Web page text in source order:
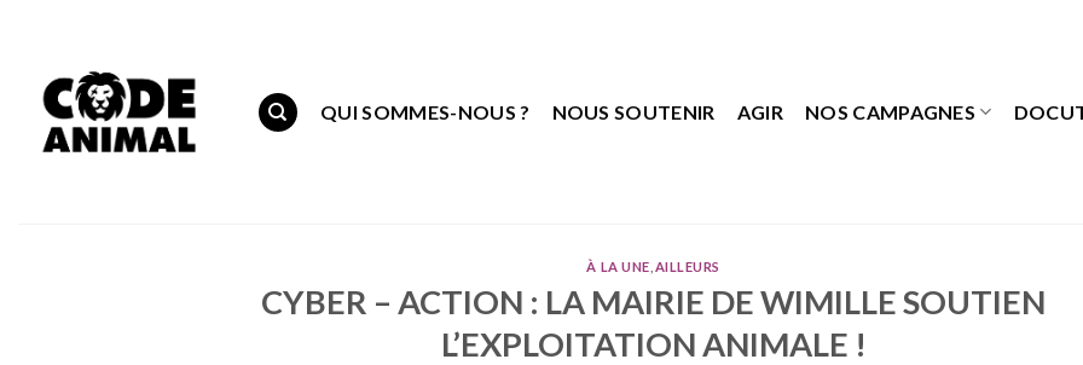
content
QUI SOMMES-NOUS ?
NOUS SOUTENIR AGIR NOS CAMPAGNES
À LA UNE AILLEURS
CYBER – ACTION : LA MAIRIE DE WIMILLE SOUTIEN
L’EXPLOITATION ANIMALE !